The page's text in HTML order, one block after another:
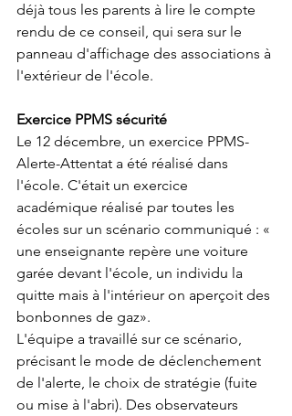
déjà tous les parents à lire le compte
rendu de ce conseil, qui sera sur le
panneau d'affichage des associations à
l'extérieur de l'école.
Exercice PPMS sécurité
Le 12 décembre, un exercice PPMS-
Alerte-Attentat a été réalisé dans
l'école. C'était un exercice
académique réalisé par toutes les
écoles sur un scénario communiqué : «
une enseignante repère une voiture
garée devant l'école, un individu la
quitte mais à l'intérieur on aperçoit des
bonbonnes de gaz».
L'équipe a travaillé sur ce scénario,
précisant le mode de déclenchement
de l'alerte, le choix de stratégie (fuite
ou mise à l'abri). Des observateurs